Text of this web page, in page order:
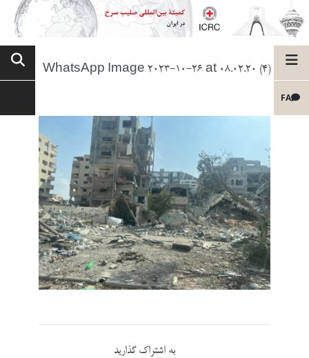
FA
WhatsApp Image 2023-10-26 at 08.02.20 (4)
به اشتراک گذارید